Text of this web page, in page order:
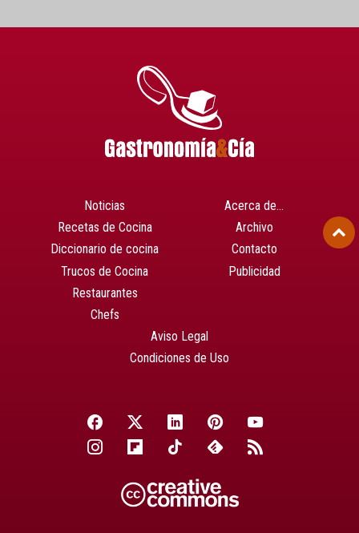
Noticias
Recetas de Cocina
Diccionario de cocina
Trucos de Cocina
Restaurantes
Chefs
Acerca de…
Archivo
Contacto
Publicidad
Aviso Legal
Condiciones de Uso